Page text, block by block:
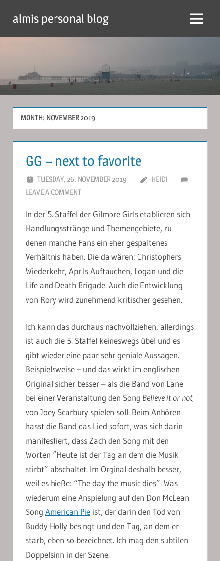
content
almis personal blog Menu
MONTH: NOVEMBER 2019
GG – next to favorite
TUESDAY, 26. NOVEMBER 2019
HEIDI
LEAVE A COMMENT
In der 5. Staffel der Gilmore Girls etablieren sich
Handlungsstränge und Themengebiete, zu
denen manche Fans ein eher gespaltenes
Verhältnis haben. Die da wären: Christophers
Wiederkehr, Aprils Auftauchen, Logan und die
Life and Death Brigade. Auch die Entwicklung
von Rory wird zunehmend kritischer gesehen.
Ich kann das durchaus nachvollziehen, allerdings
ist auch die 5. Staffel keineswegs übel und es
gibt wieder eine paar sehr geniale Aussagen.
Beispielsweise – und das wirkt im englischen
Original sicher besser – als die Band von Lane
bei einer Veranstaltung den Song Believe it or not,
von Joey Scarbury spielen soll. Beim Anhören
hasst die Band das Lied sofort, was sich darin
manifestiert, dass Zach den Song mit den
Worten “Heute ist der Tag an dem die Musik
stirbt” abschaltet. Im Orginal deshalb besser,
weil es hieße: “The day the music dies”. Was
wiederum eine Anspielung auf den Don McLean
Song American Pie ist, der darin den Tod von
Buddy Holly besingt und den Tag, an dem er
starb, eben so bezeichnet. Ich mag den subtilen
Doppelsinn in der Szene.